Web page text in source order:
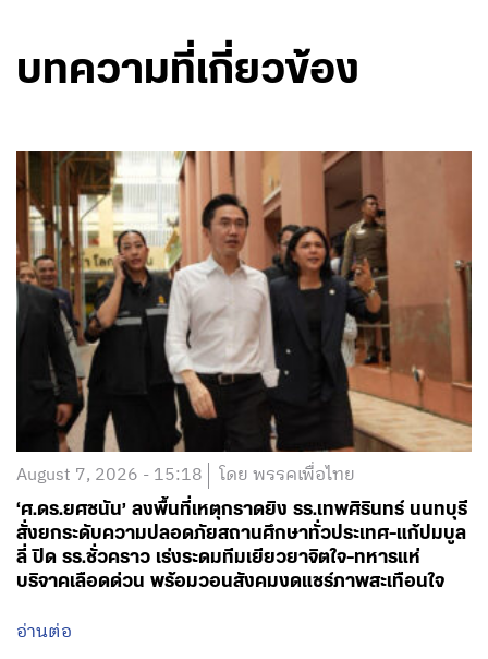
บทความที่เกี่ยวข้อง
August 7, 2026 - 15:18 โดย พรรคเพื่อไทย
‘ศ.ดร.ยศชนัน’ ลงพื้นที่เหตุกราดยิง รร.เทพศิรินทร์ นนทบุรี
สั่งยกระดับความปลอดภัยสถานศึกษาทั่วประเทศ-แก้ปมบูล
ลี่ ปิด รร.ชั่วคราว เร่งระดมทีมเยียวยาจิตใจ-ทหารแห่
บริจาคเลือดด่วน พร้อมวอนสังคมงดแชร์ภาพสะเทือนใจ
อ่านต่อ